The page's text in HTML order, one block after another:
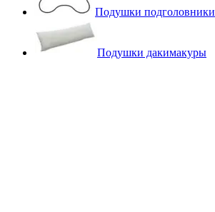
Подушки подголовники
Подушки дакимакуры